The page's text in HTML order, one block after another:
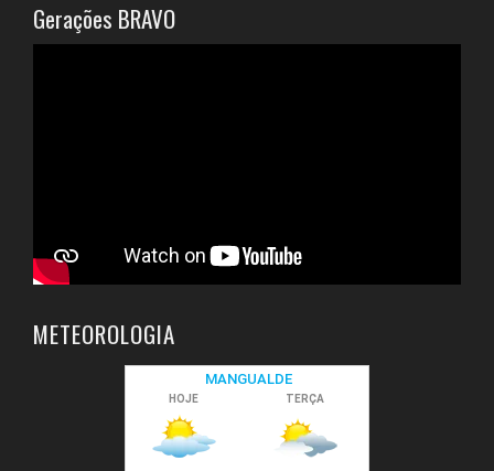
Gerações BRAVO
METEOROLOGIA